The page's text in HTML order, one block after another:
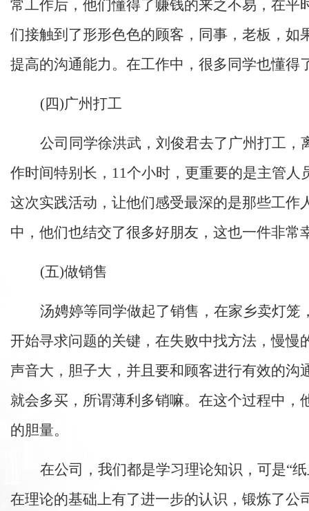
常工作后，他们懂得了赚钱的来之不易，在
们接触到了形形色色的顾客，同事，老板，
提高的沟通能力。在工作中，很多同学也懂
(四)广州打工
公司同学徐洪武，刘俊君去了广州打工
作时间特别长，11个小时，更重要的是主管
这次实践活动，让他们感受最深的是那些工
中，他们也结交了很多好朋友，这也一件非常
(五)做销售
汤娉婷等同学做起了销售，在家乡卖灯
开始寻求问题的关键，在失败中找方法，慢
声音大，胆子大，并且要和顾客进行有效的
就会多买，所谓薄利多销嘛。在这个过程中
的胆量。
在公司，我们都是学习理论知识，可是“
在理论的基础上有了进一步的认识，锻炼了